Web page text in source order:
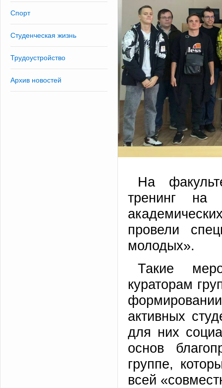
Спорт
Студенческая жизнь
Трудоустройство
Архив новостей
На
тренинг на
провели
молодых».
Такие
кураторам
активных
для них
основ
группе,
всей